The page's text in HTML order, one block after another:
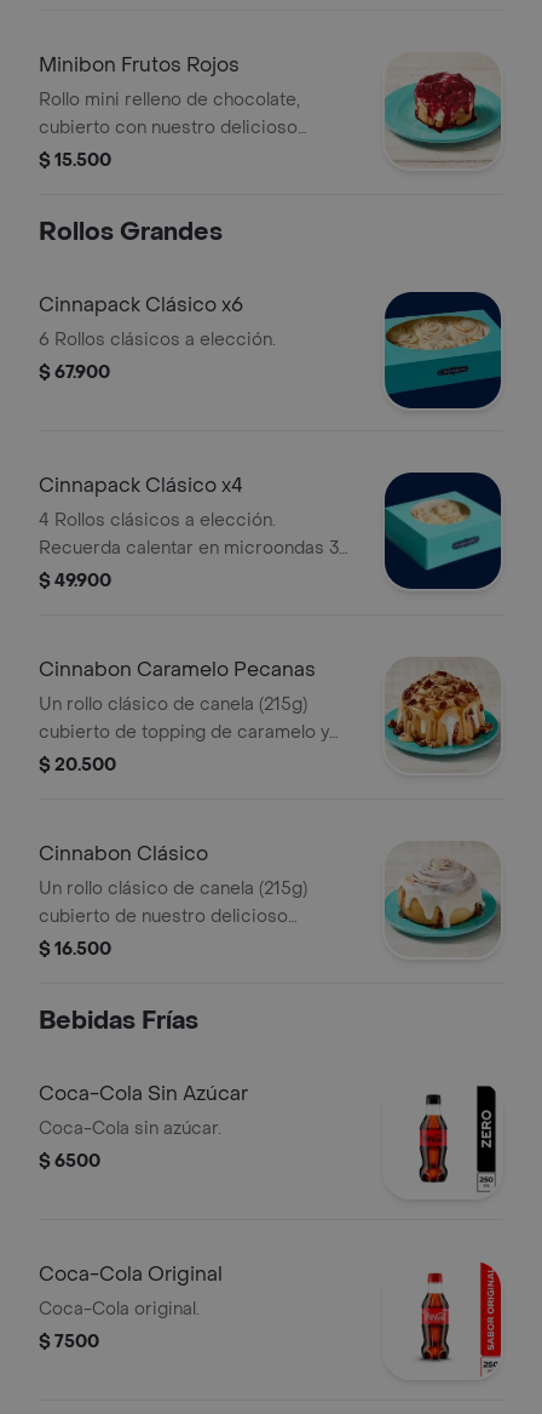
Minibon Frutos Rojos
Rollo mini relleno de chocolate,
cubierto con nuestro delicioso
frosting y salsa de frutos rojos (la
$ 15.500
Rollos Grandes
Cinnapack Clásico x6
6 Rollos clásicos a elección.
$ 67.900
Cinnapack Clásico x4
4 Rollos clásicos a elección.
Recuerda calentar en microondas 30
s.
$ 49.900
Cinnabon Caramelo Pecanas
Un rollo clásico de canela (215g)
cubierto de topping de caramelo y
pecanas. Recuerda calentar en
$ 20.500
Cinnabon Clásico
Un rollo clásico de canela (215g)
cubierto de nuestro delicioso
frosting. Recuerda calentar en
$ 16.500
Bebidas Frías
Coca-Cola Sin Azúcar
Coca-Cola sin azúcar.
$ 6500
Coca-Cola Original
Coca-Cola original.
$ 7500